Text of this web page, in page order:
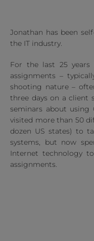
Jonathan has been
the IT industry.
For the last 25 years
assignments –
shooting nature –
three days on a client
seminars about using
visited more than 50
dozen US states) to
systems, but now
Internet technology
assignments.